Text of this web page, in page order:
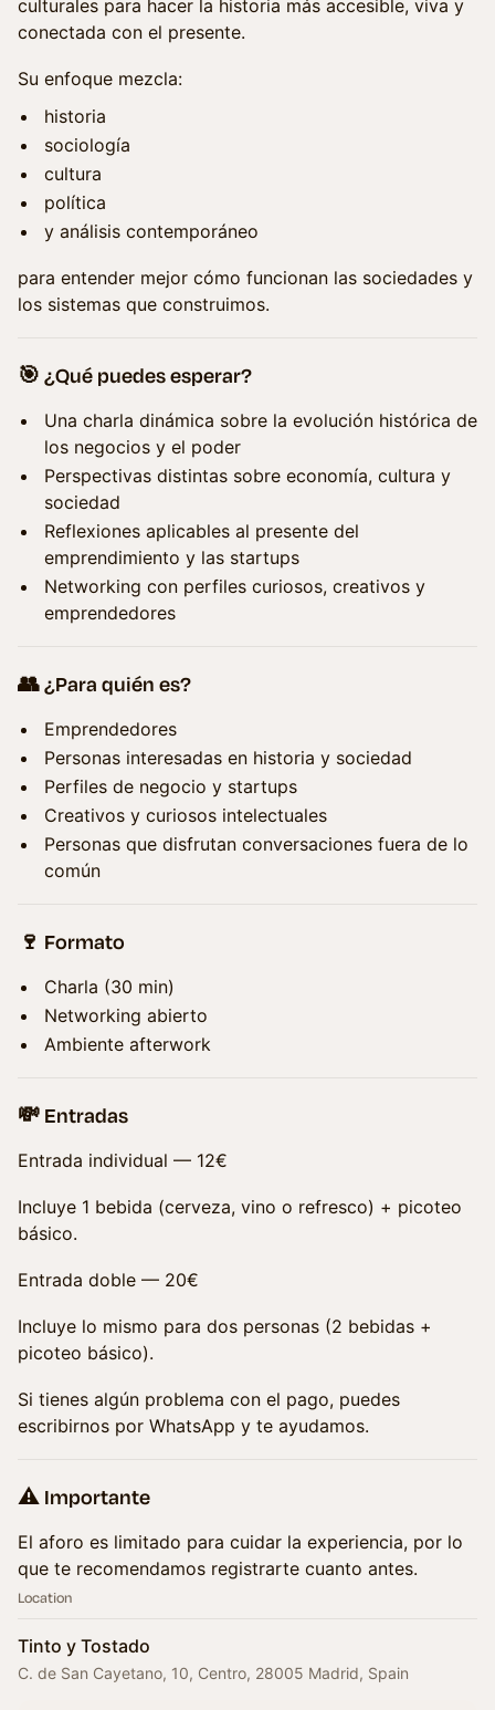
culturales para hacer la historia más accesible, viva y
conectada con el presente.
Su enfoque mezcla:
historia
sociología
cultura
política
y análisis contemporáneo
para entender mejor cómo funcionan las sociedades y
los sistemas que construimos.
🎯 ¿Qué puedes esperar?
Una charla dinámica sobre la evolución histórica de
los negocios y el poder
Perspectivas distintas sobre economía, cultura y
sociedad
Reflexiones aplicables al presente del
emprendimiento y las startups
Networking con perfiles curiosos, creativos y
emprendedores
👥 ¿Para quién es?
Emprendedores
Personas interesadas en historia y sociedad
Perfiles de negocio y startups
Creativos y curiosos intelectuales
Personas que disfrutan conversaciones fuera de lo
común
🍷 Formato
Charla (30 min)
Networking abierto
Ambiente afterwork
💸 Entradas
Entrada individual — 12€
Incluye 1 bebida (cerveza, vino o refresco) + picoteo
básico.
Entrada doble — 20€
Incluye lo mismo para dos personas (2 bebidas +
picoteo básico).
Si tienes algún problema con el pago, puedes
escribirnos por WhatsApp y te ayudamos.
⚠️ Importante
El aforo es limitado para cuidar la experiencia, por lo
que te recomendamos registrarte cuanto antes.
Location
Tinto y Tostado
C. de San Cayetano, 10, Centro, 28005 Madrid, Spain